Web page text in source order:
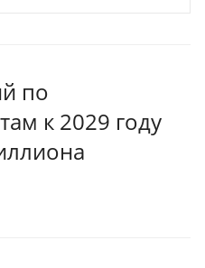
по
к 2029 году